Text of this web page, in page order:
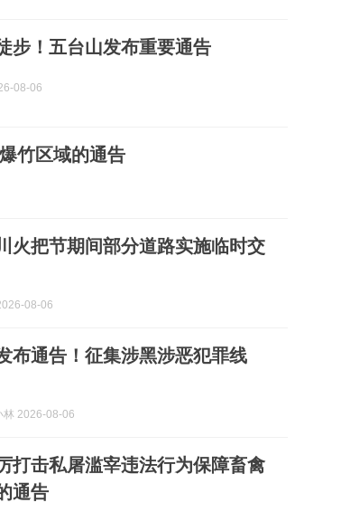
步！五台山发布重要通告
08-06
竹区域的通告
火把节期间部分道路实施临时交
08-06
布通告！征集涉黑涉恶犯罪线
林 2026-08-06
打击私屠滥宰违法行为保障畜禽
通告